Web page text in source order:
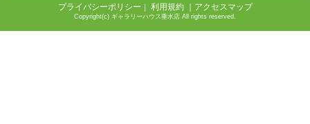
プライバシーポリシー ｜ 利用規約 ｜アクセスマップ
Copyright(c) ギャラリーハウス垂水店 All rights reserved.